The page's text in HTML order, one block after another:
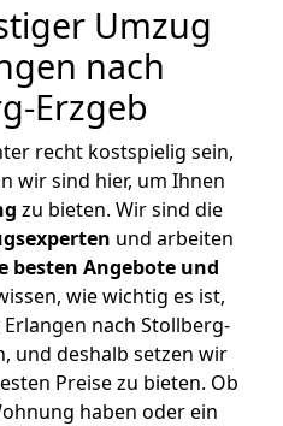
Umzug
nach
Erzgeb
recht kostspielig sein,
wir sind hier, um Ihnen
zu bieten. Wir sind die
und arbeiten
besten Angebote und
wie wichtig es ist,
nach Stollberg-
und deshalb setzen wir
Preise zu bieten. Ob
haben oder ein